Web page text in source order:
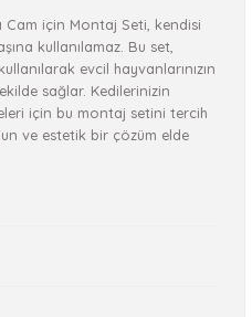
Cam için Montaj Seti, kendisi
kullanılamaz. Bu set,
evcil hayvanlarınızın
sağlar. Kedilerinizin
için bu montaj setini tercih
ve estetik bir çözüm elde